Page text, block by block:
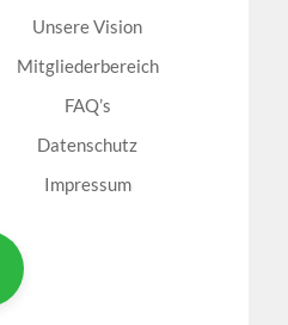
Unsere Vision
Mitgliederbereich
FAQ’s
Datenschutz
Impressum